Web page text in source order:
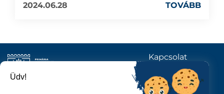
2024.06.28
TOVÁBB
Kapcsolat
KÖVESSENEK
Üdv!